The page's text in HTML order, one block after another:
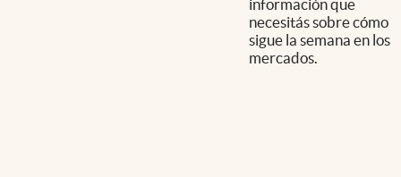
información que
necesitás sobre cómo
sigue la semana en los
mercados.